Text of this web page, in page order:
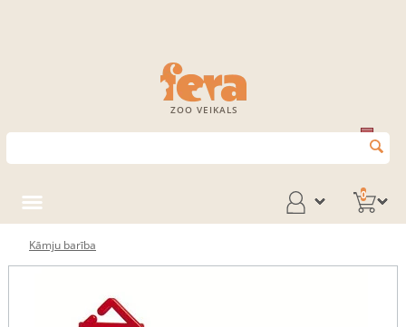
ZOO VEIKALS
0
Kāmju barība